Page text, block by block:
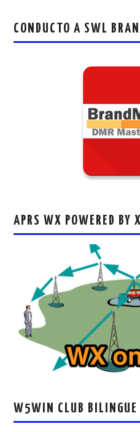
CONDUCTO A SWL
APRS WX POWERED BY
W5WIN CLUB